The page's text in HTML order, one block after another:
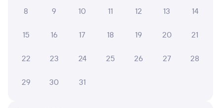
8 9 10 11 12 13 14
15 16 17 18 19 20 21
22 23 24 25 26 27 28
29 30 31